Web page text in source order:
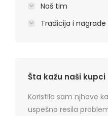
Naš tim
Tradicija i nagrade
Šta kažu naši kupci
Koristila sam njhove
uspešno resila